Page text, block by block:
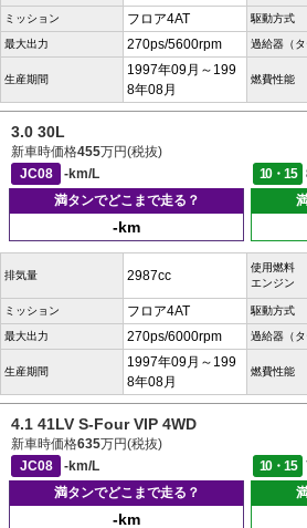
ミッション フロア4AT 駆動方式
最大出力 270ps/5600rpm 過給器（タ
生産期間
1997年09月～199
8年08月
燃費性能
3.0 30L
新車時価格455万円(税抜)
JC08
-km/L 10・15
満タンでどこまで走る？
-km
排気量 2987cc
使用燃料
エンジン
ミッション フロア4AT 駆動方式
最大出力 270ps/6000rpm 過給器（タ
生産期間
1997年09月～199
8年08月
燃費性能
4.1 41LV S-Four VIP 4WD
新車時価格635万円(税抜)
JC08
-km/L 10・15
満タンでどこまで走る？
-km